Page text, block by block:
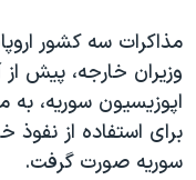
مذاکرات سه کشور
وزیران خارجه، پیش
اپوزیسیون سوریه،
برای استفاده از
سوریه صورت گرفت.